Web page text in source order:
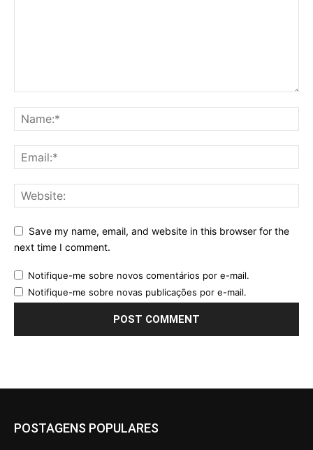
Save my name, email, and website in this browser for the
next time I comment.
Notifique-me sobre novos comentários por e-mail.
Notifique-me sobre novas publicações por e-mail.
POSTAGENS POPULARES